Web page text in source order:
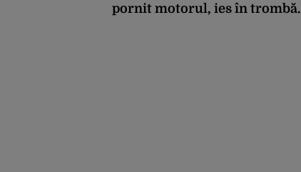
pornit motorul, ies în trombă.